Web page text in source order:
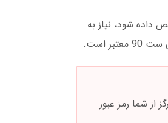
شود، نیاز به
رسمی هرگز از شما رمز عبور